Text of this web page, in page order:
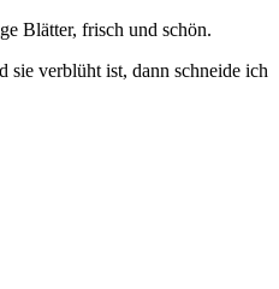
Blätter, frisch und schön.
sie verblüht ist, dann schneide ich